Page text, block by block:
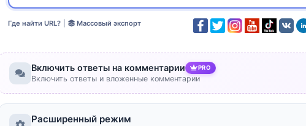
Где найти URL?
Массовый экспорт
Включить ответы на комментарии PRO
Включить ответы и вложенные комментарии
Расширенный режим